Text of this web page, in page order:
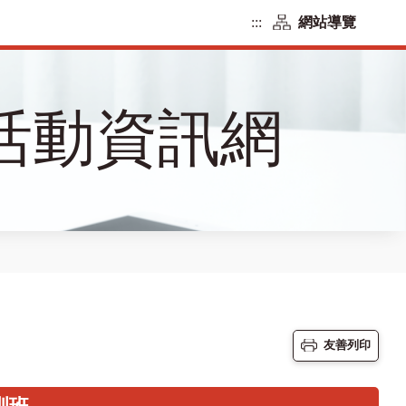
::: 網站導覽
動資訊網
友善列印